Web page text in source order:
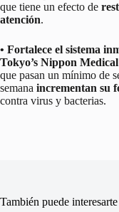
que tiene un efecto de
atención.
• Fortalece el sistema
Tokyo’s Nippon
que pasan un mínimo de
semana incrementan su
contra virus y bacterias.
También puede interesarte